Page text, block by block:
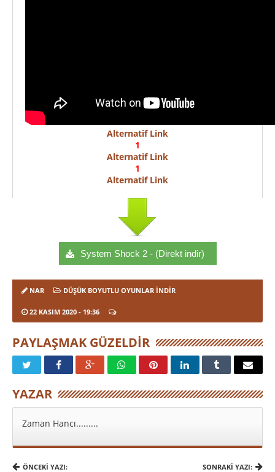
Alternatif Link
1
Alternatif Link
1
Alternatif Link
System Shock 2 - (Direkt indir)
NAR DÜŞÜK BOYUTLU OYUNLAR İNDIR
22 KASIM 2020 - 19:36
PAYLAŞMAK GÜZELDIR
YAZAR
Zaman Hancı.........
ÖNCEKI YAZI: SONRAKI YAZI: